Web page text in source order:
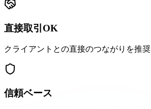
直接取引OK
クライアントとの直接のつながりを推奨
信頼ベース